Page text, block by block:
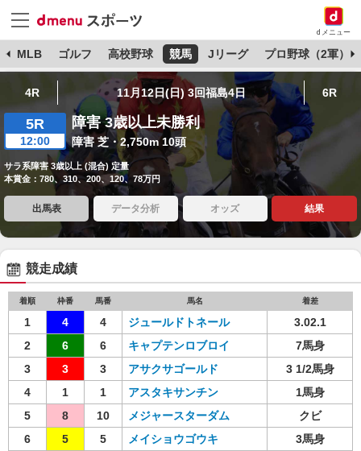
dメニュー
MLB ゴルフ 高校野球 競馬 Jリーグ プロ野球（2軍）
4R 11月12日(日) 3回福島4日 6R
5R
12:00
障害 3歳以上未勝利
障害 芝・2,750m 10頭
サラ系障害 3歳以上 (混合) 定量
本賞金：780、310、200、120、78万円
出馬表 データ分析 オッズ 結果
競走成績
着順 枠番 馬番 馬名 着差
1 4 4 ジュールドトネール
3.02.1
2
6 6 キャプテンロブロイ
7馬身
3
3 3 アサクサゴールド
3 1/2馬身
4
1 1 アスタキサンチン
1馬身
5
8 10 メジャースターダム
クビ
6
5 5 メイショウゴウキ
3馬身